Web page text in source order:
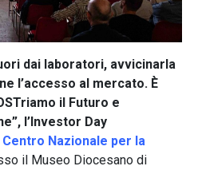
dai laboratori, avvicinarla
l’accesso al mercato. È
il Futuro e
l’Investor Day
Centro Nazionale per la
il Museo Diocesano di